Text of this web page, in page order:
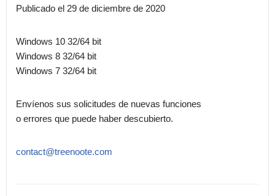
Publicado el 29 de diciembre de 2020
Windows 10 32/64 bit
Windows 8 32/64 bit
Windows 7 32/64 bit
Envíenos sus solicitudes de nuevas funciones
o errores que puede haber descubierto.
contact@treenoote.com